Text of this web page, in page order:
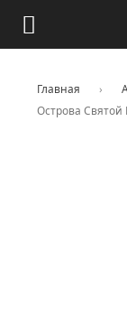
Главная ›
Острова Святой